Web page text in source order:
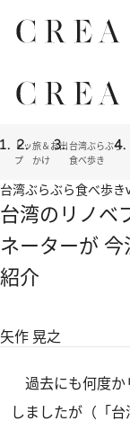
トッ
プ
旅＆お出
かけ
台湾ぶらぶら
食べ歩き
台湾ぶらぶら食べ歩き
台湾のリノベ
ネーターが
紹介
矢作 晃之
過去にも何度か
しましたが （ 「